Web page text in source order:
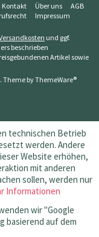
Kontakt Über uns
AGB
Impressum
und ggf.
beschrieben
Artikel sowie
Theme byThemeWare®
technischen Betrieb
werden. Andere
Website erhöhen,
mit anderen
sollen, werden nur
Informationen
wir "Google
basierend auf dem